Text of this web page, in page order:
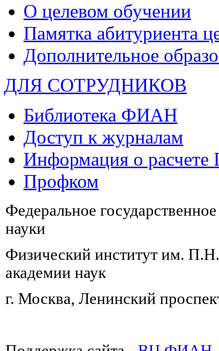
О целевом обучении
Памятка абитуриента
Дополнительное
ДЛЯ СОТРУДНИКОВ
Библиотека ФИАН
Доступ к журналам
Информация о
Профком
Федеральное
науки
Физический институт им.
академии наук
г. Москва, Ленинский